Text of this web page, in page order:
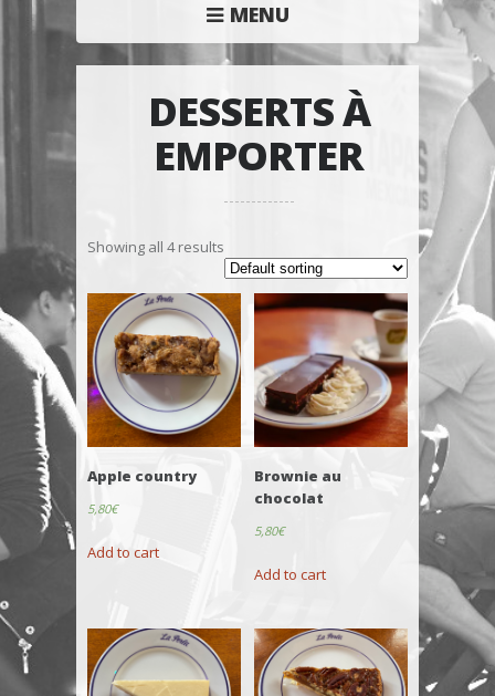
MENU
DESSERTS À
EMPORTER
Showing all 4 results
Apple country
5,80€
Add to cart
Brownie au
chocolat
5,80€
Add to cart